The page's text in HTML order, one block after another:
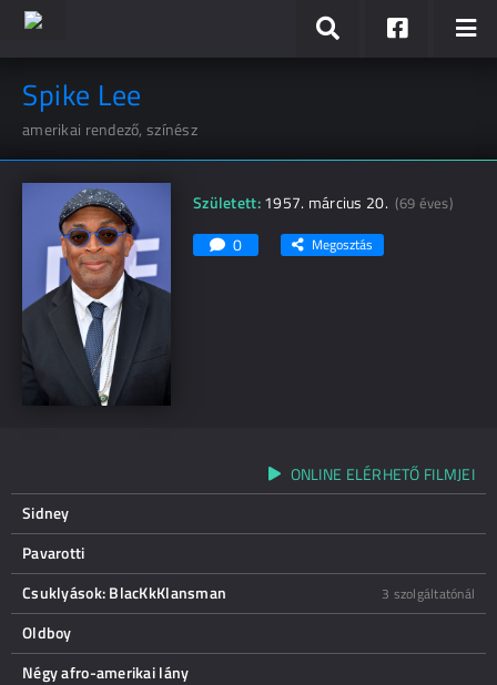
Spike Lee
amerikai rendező, színész
Született:1957. március 20.(69 éves)
0 Megosztás
ONLINE ELÉRHETŐ FILMJEI
Sidney
Pavarotti
Csuklyások: BlacKkKlansman
3 szolgáltatónál
Oldboy
Négy afro-amerikai lány